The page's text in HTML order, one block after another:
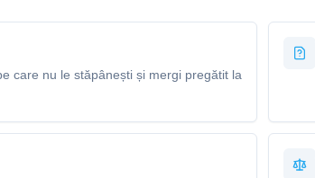
care nu le stăpânești și mergi pregătit la